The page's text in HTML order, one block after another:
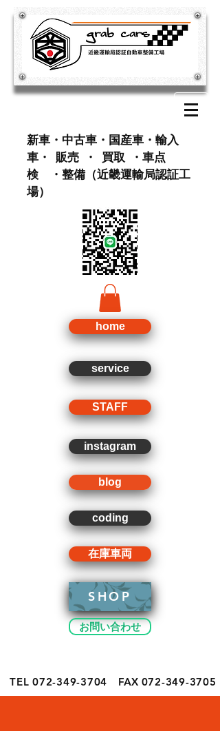
​新車・中古車・国産車・輸入
車・ 販売 ・ 買取 ・車点
検 ・整備（近畿運輸局認証工
場）
home
service
STAFF
instagram
blog
coding
在庫車両
SHOP
お問い合わせ
TEL 072-349-3704 FAX 072-349-3705